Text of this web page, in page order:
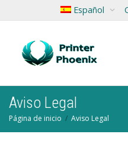
Español
Aviso Legal
Página de inicio Aviso Legal